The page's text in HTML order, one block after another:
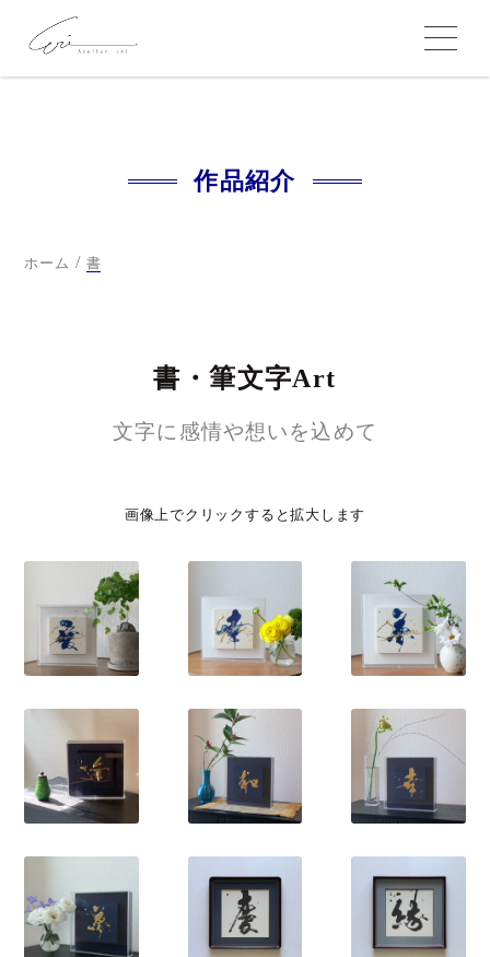
作品紹介
ホーム / 書
書・筆文字Art
文字に感情や想いを込めて
画像上でクリックすると拡大します